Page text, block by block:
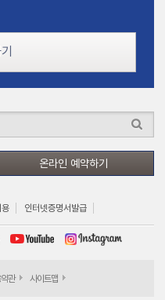
온라인 예약하기
용 인터넷증명서발급
관 사이트맵